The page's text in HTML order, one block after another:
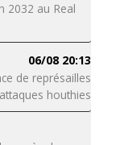
2032 au Real
06/08 20:13
de représailles
houthies